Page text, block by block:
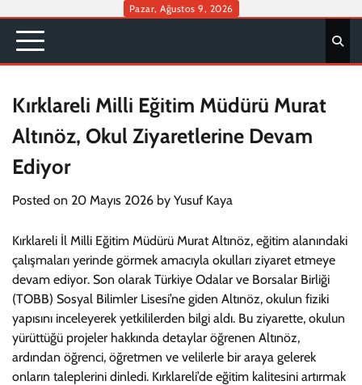
content
Pazar, Ağustos 9, 2026
Kırklareli Milli Eğitim Müdürü Murat
Altınöz, Okul Ziyaretlerine Devam
Ediyor
Posted on 20 Mayıs 2026 by Yusuf Kaya
Kırklareli İl Milli Eğitim Müdürü Murat Altınöz, eğitim alanındaki
çalışmaları yerinde görmek amacıyla okulları ziyaret etmeye
devam ediyor. Son olarak Türkiye Odalar ve Borsalar Birliği
(TOBB) Sosyal Bilimler Lisesi’ne giden Altınöz, okulun fiziki
yapısını inceleyerek yetkililerden bilgi aldı. Bu ziyarette, okulun
yürüttüğü projeler hakkında detaylar öğrenen Altınöz,
ardından öğrenci, öğretmen ve velilerle bir araya gelerek
onların taleplerini dinledi. Kırklareli’de eğitim kalitesini artırmak